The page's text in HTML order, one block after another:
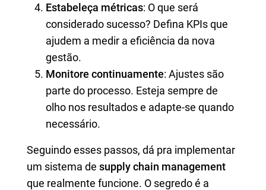
Estabeleça métricas: O que será
considerado sucesso? Defina KPIs que
ajudem a medir a eficiência da nova
gestão.
Monitore continuamente: Ajustes são
parte do processo. Esteja sempre de
olho nos resultados e adapte-se quando
necessário.
Seguindo esses passos, dá pra implementar
um sistema de supply chain management
que realmente funcione. O segredo é a